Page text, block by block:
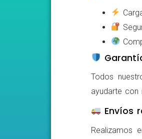
Todos
ayudarte con
Envíos
Realizamos